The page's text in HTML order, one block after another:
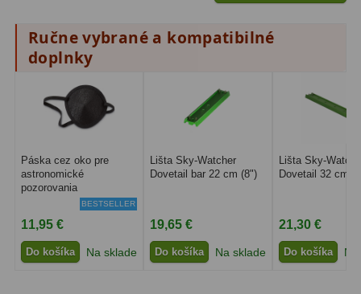
Pointácia a zaostrenie
Kalibrace8
ADC, Tilting 14
Rotátory 34
Komponenty
Helical výťahy
Okulárové výtahy
Ručne vybrané a kompatibilné
doplnky
Páska cez oko pre
astronomické
pozorovania
BESTSELLER
11,95 €
Do košíka Na sklade
Lišta Sky-Watcher
Dovetail bar 22 cm (8")
19,65 €
Do košíka Na sklade
Lišta Sky-
Dovetail 32 cm
21,30 €
Do košíka